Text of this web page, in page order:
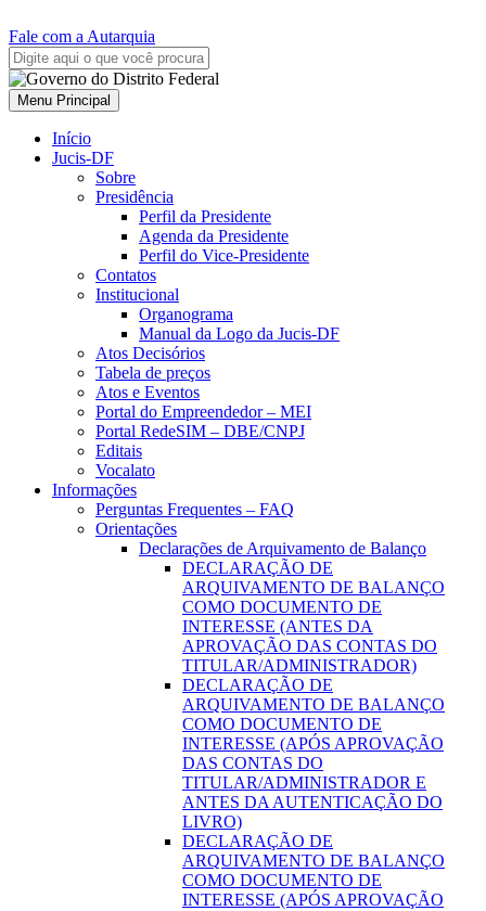
Fale com a Autarquia
Menu Principal
Início
Jucis-DF
Sobre
Presidência
Perfil da Presidente
Agenda da Presidente
Perfil do Vice-Presidente
Contatos
Institucional
Organograma
Manual da Logo da Jucis-DF
Atos Decisórios
Tabela de preços
Atos e Eventos
Portal do Empreendedor – MEI
Portal RedeSIM – DBE/CNPJ
Editais
Vocalato
Informações
Perguntas Frequentes – FAQ
Orientações
Declarações de Arquivamento de Balanço
DECLARAÇÃO DE
ARQUIVAMENTO DE BALANÇO
COMO DOCUMENTO DE
INTERESSE (ANTES DA
APROVAÇÃO DAS CONTAS DO
TITULAR/ADMINISTRADOR)
DECLARAÇÃO DE
ARQUIVAMENTO DE BALANÇO
COMO DOCUMENTO DE
INTERESSE (APÓS APROVAÇÃO
DAS CONTAS DO
TITULAR/ADMINISTRADOR E
ANTES DA AUTENTICAÇÃO DO
LIVRO)
DECLARAÇÃO DE
ARQUIVAMENTO DE BALANÇO
COMO DOCUMENTO DE
INTERESSE (APÓS APROVAÇÃO